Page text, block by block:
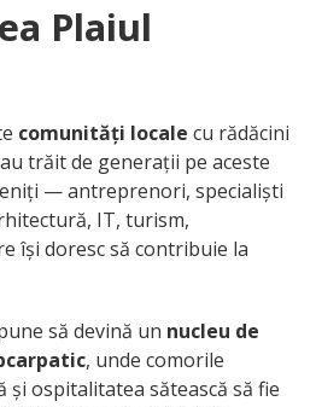
Plaiul
comunități locale cu rădăcini
trăit de generații pe aceste
— antreprenori, specialiști
IT, turism,
își doresc să contribuie la
să devină un nucleu de
, unde comorile
și ospitalitatea sătească să fie